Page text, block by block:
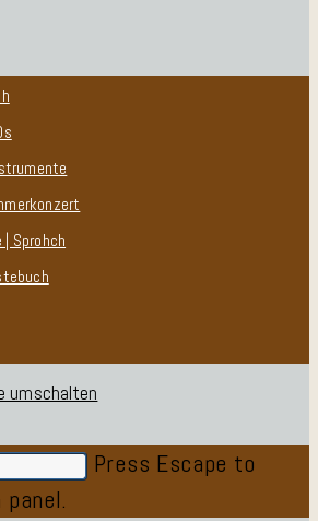
| Sprohch
umschalten
Press Escape to